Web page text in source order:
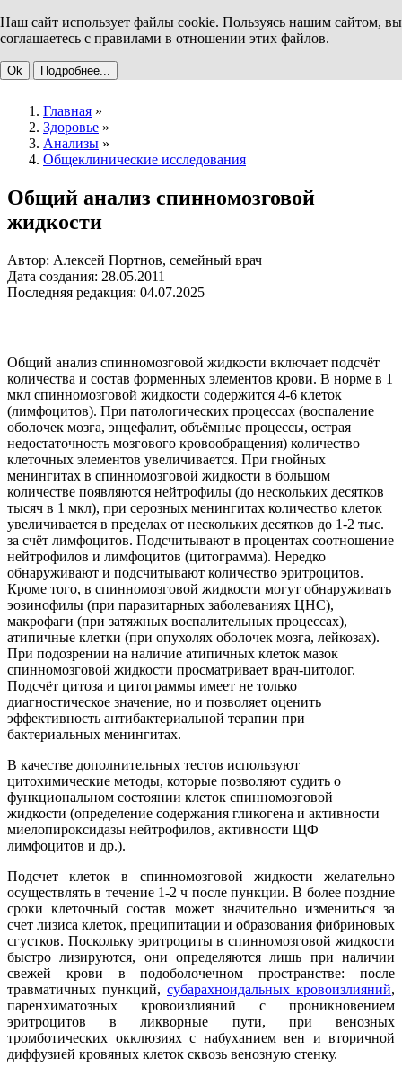
Наш сайт использует файлы cookie. Пользуясь нашим сайтом, вы
соглашаетесь с правилами в отношении этих файлов.
Ok Подробнее...
Главная »
Здоровье »
Анализы »
Общеклинические исследования
Общий анализ спинномозговой
жидкости
Автор: Алексей Портнов, семейный врач
Дата создания: 28.05.2011
Последняя редакция: 04.07.2025
Общий анализ спинномозговой жидкости включает подсчёт
количества и состав форменных элементов крови. В норме в 1
мкл спинномозговой жидкости содержится 4-6 клеток
(лимфоцитов). При патологических процессах (воспаление
оболочек мозга, энцефалит, объёмные процессы, острая
недостаточность мозгового кровообращения) количество
клеточных элементов увеличивается. При гнойных
менингитах в спинномозговой жидкости в большом
количестве появляются нейтрофилы (до нескольких десятков
тысяч в 1 мкл), при серозных менингитах количество клеток
увеличивается в пределах от нескольких десятков до 1-2 тыс.
за счёт лимфоцитов. Подсчитывают в процентах соотношение
нейтрофилов и лимфоцитов (цитограмма). Нередко
обнаруживают и подсчитывают количество эритроцитов.
Кроме того, в спинномозговой жидкости могут обнаруживать
эозинофилы (при паразитарных заболеваниях ЦНС),
макрофаги (при затяжных воспалительных процессах),
атипичные клетки (при опухолях оболочек мозга, лейкозах).
При подозрении на наличие атипичных клеток мазок
спинномозговой жидкости просматривает врач-цитолог.
Подсчёт цитоза и цитограммы имеет не только
диагностическое значение, но и позволяет оценить
эффективность антибактериальной терапии при
бактериальных менингитах.
В качестве дополнительных тестов используют
цитохимические методы, которые позволяют судить о
функциональном состоянии клеток спинномозговой
жидкости (определение содержания гликогена и активности
миелопироксидазы нейтрофилов, активности ЩФ
лимфоцитов и др.).
Подсчет клеток в спинномозговой жидкости желательно
осуществлять в течение 1-2 ч после пункции. В более поздние
сроки клеточный состав может значительно измениться за
счет лизиса клеток, преципитации и образования фибриновых
сгустков. Поскольку эритроциты в спинномозговой жидкости
быстро лизируются, они определяются лишь при наличии
свежей крови в подоболочечном пространстве: после
травматичных пункций, субарахноидальных кровоизлияний,
паренхиматозных кровоизлияний с проникновением
эритроцитов в ликворные пути, при венозных
тромботических окклюзиях с набуханием вен и вторичной
диффузией кровяных клеток сквозь венозную стенку.